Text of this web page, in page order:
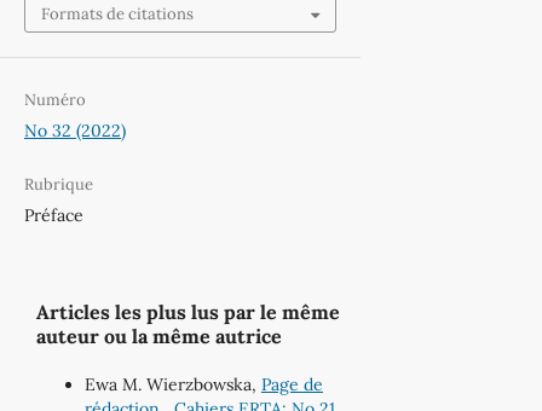
Formats de citations
Numéro
No 32 (2022)
Rubrique
Préface
Articles les plus lus par le même
auteur ou la même autrice
Ewa M. Wierzbowska, Page de